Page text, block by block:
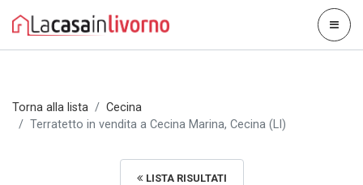
Torna alla lista
Cecina
Terratetto in vendita a Cecina Marina, Cecina (LI)
LISTA RISULTATI